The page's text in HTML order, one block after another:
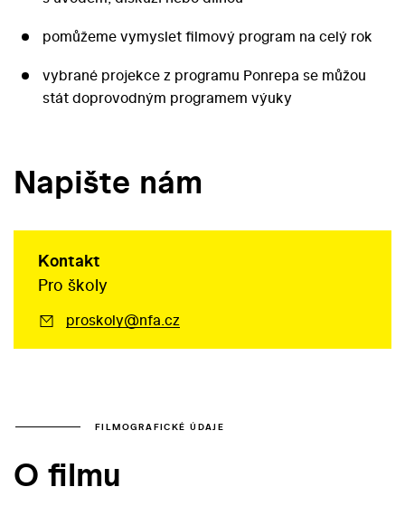
pomůžeme vymyslet filmový program na celý rok
vybrané projekce z programu Ponrepa se můžou
stát doprovodným programem výuky
Napište nám
Kontakt
Pro školy
proskoly@nfa.cz
FILMOGRAFICKÉ ÚDAJE
O filmu